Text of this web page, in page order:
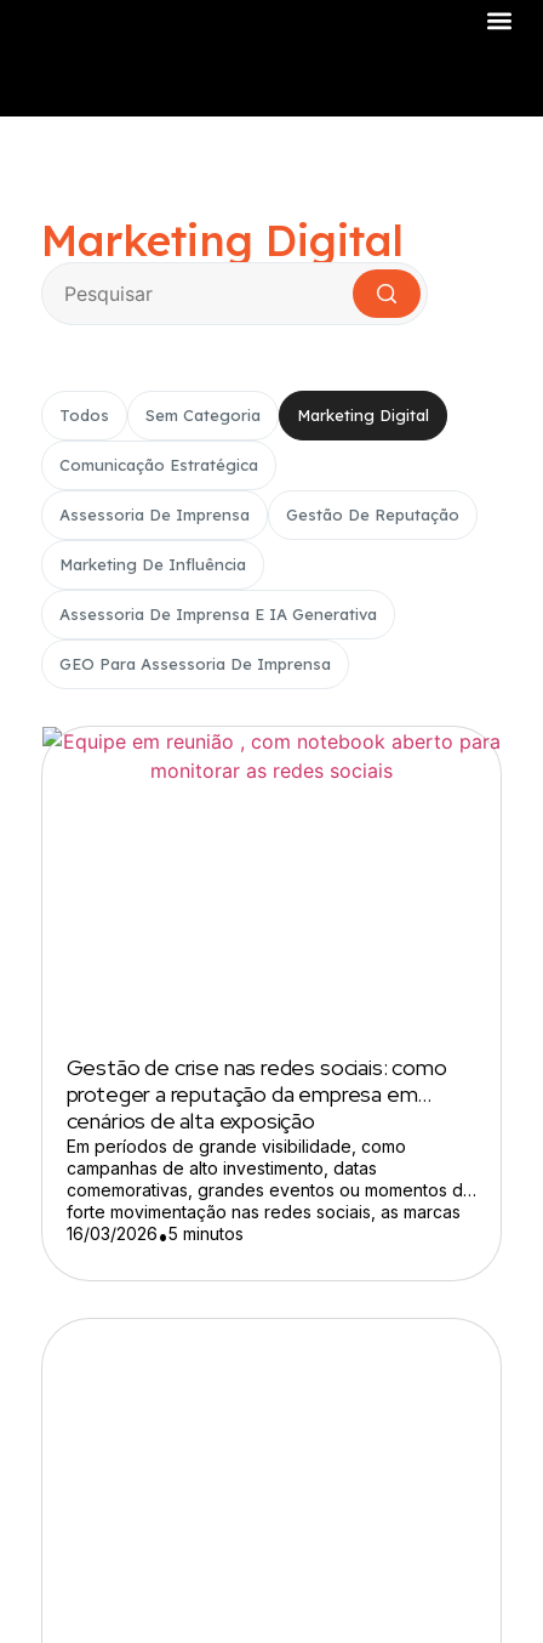
Marketing Digital
Todos Sem Categoria Marketing Digital
Comunicação Estratégica
Assessoria De Imprensa Gestão De Reputação
Marketing De Influência
Assessoria De Imprensa E IA Generativa
GEO Para Assessoria De Imprensa
Gestão de crise nas redes sociais: como
proteger a reputação da empresa em
cenários de alta exposição
Em períodos de grande visibilidade, como
campanhas de alto investimento, datas
comemorativas, grandes eventos ou momentos de
forte movimentação nas redes sociais, as marcas
ampliam sua presença digital e a disputa por
maior também o risco. Um comentário mal
que viraliza ou […]
16/03/2026•5 minutos